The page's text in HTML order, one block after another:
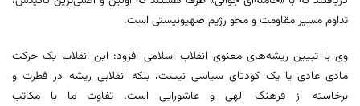
تداوم مسیر مقاومت و محو رژیم صهیونیستی است.
وی با تبیین ریشه‌های معنوی انقلاب اسلامی افزود: این انقلاب یک حرکت
مادی عادی یا یک کودتای سیاسی نیست، بلکه انقلابی ریشه در فطرت و
برخاسته از فرهنگ الهی و عاشورایی است. تفاوت ما با مکاتب